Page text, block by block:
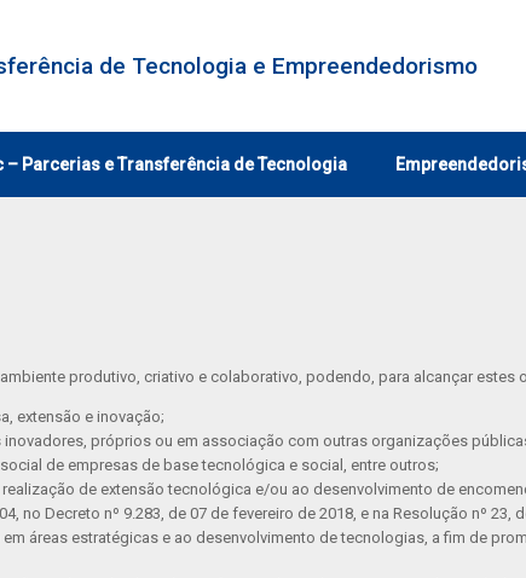
de Tecnologia e Empreendedorismo
– Parcerias e Transferência de Tecnologia
produtivo, criativo e colaborativo, podendo, para alcançar estes
extensão e inovação;
próprios ou em associação com outras organizações
de empresas de base tecnológica e social, entre outros;
de extensão tecnológica e/ou ao desenvolvimento de
no Decreto nº 9.283, de 07 de fevereiro de 2018, e na Resolução nº 23,
áreas estratégicas e ao desenvolvimento de tecnologias, a fim de